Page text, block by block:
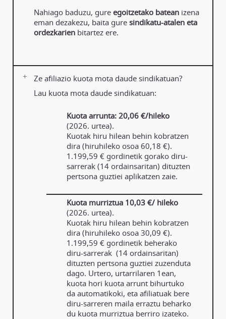
Nahiago baduzu, gure egoitzetako batean izena
eman dezakezu, baita gure sindikatu-atalen eta
ordezkarien bitartez ere.
Ze afiliazio kuota mota daude sindikatuan?
Lau kuota mota daude sindikatuan:
Kuota arrunta: 20,06 €/hileko
(2026. urtea).
Kuotak hiru hilean behin kobratzen
dira (hiruhileko osoa 60,18 €).
1.199,59 € gordinetik gorako diru-
sarrerak (14 ordainsaritan) dituzten
pertsona guztiei aplikatzen zaie.
Kuota murriztua 10,03 €/ hileko
(2026. urtea).
Kuotak hiru hilean behin kobratzen
dira (hiruhileko osoa 30,09 €).
1.199,59 € gordinetik beherako
diru-sarrerak (14 ordainsaritan)
dituzten pertsona guztiei zuzenduta
dago. Urtero, urtarrilaren 1ean,
kuota hori kuota arrunt bihurtuko
da automatikoki, eta afiliatuak bere
diru-sarreren maila erraztu beharko
du kuota murriztua berriro izateko.